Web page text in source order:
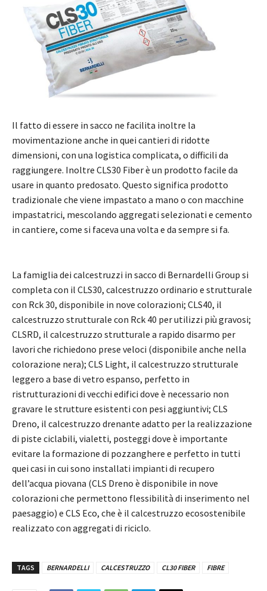
Il fatto di essere in sacco ne facilita inoltre la
movimentazione anche in quei cantieri di ridotte
dimensioni, con una logistica complicata, o difficili da
raggiungere. Inoltre CLS30 Fiber è un prodotto facile da
usare in quanto predosato. Questo significa prodotto
tradizionale che viene impastato a mano o con macchine
impastatrici, mescolando aggregati selezionati e cemento
in cantiere, come si faceva una volta e da sempre si fa.
La famiglia dei calcestruzzi in sacco di Bernardelli Group si
completa con il CLS30, calcestruzzo ordinario e strutturale
con Rck 30, disponibile in nove colorazioni; CLS40, il
calcestruzzo strutturale con Rck 40 per utilizzi più gravosi;
CLSRD, il calcestruzzo strutturale a rapido disarmo per
lavori che richiedono prese veloci (disponibile anche nella
colorazione nera); CLS Light, il calcestruzzo strutturale
leggero a base di vetro espanso, perfetto in
ristrutturazioni di vecchi edifici dove è necessario non
gravare le strutture esistenti con pesi aggiuntivi; CLS
Dreno, il calcestruzzo drenante adatto per la realizzazione
di piste ciclabili, vialetti, posteggi dove è importante
evitare la formazione di pozzanghere e perfetto in tutti
quei casi in cui sono installati impianti di recupero
dell’acqua piovana (CLS Dreno è disponibile in nove
colorazioni che permettono flessibilità di inserimento nel
paesaggio) e CLS Eco, che è il calcestruzzo ecosostenibile
realizzato con aggregati di riciclo.
TAGS BERNARDELLI CALCESTRUZZO CL30 FIBER FIBRE